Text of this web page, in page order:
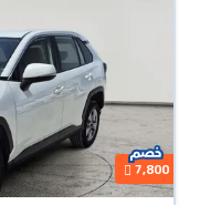
7,800